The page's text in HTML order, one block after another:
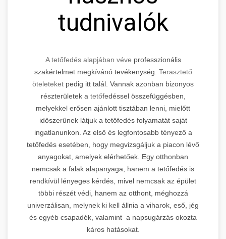
tudnivalók
A tetőfedés alapjában véve professzionális
szakértelmet megkívánó tevékenység. Terasztető
öteleteket pedig itt talál. Vannak azonban bizonyos
részterületek a tetőfedéssel összefüggésben,
melyekkel erősen ajánlott tisztában lenni, mielőtt
időszerűnek látjuk a tetőfedés folyamatát saját
ingatlanunkon. Az első és legfontosabb tényező a
tetőfedés esetében, hogy megvizsgáljuk a piacon lévő
anyagokat, amelyek elérhetőek. Egy otthonban
nemcsak a falak alapanyaga, hanem a tetőfedés is
rendkívül lényeges kérdés, mivel nemcsak az épület
többi részét védi, hanem az otthont, méghozzá
univerzálisan, melynek ki kell állnia a viharok, eső, jég
és egyéb csapadék, valamint a napsugárzás okozta
káros hatásokat.